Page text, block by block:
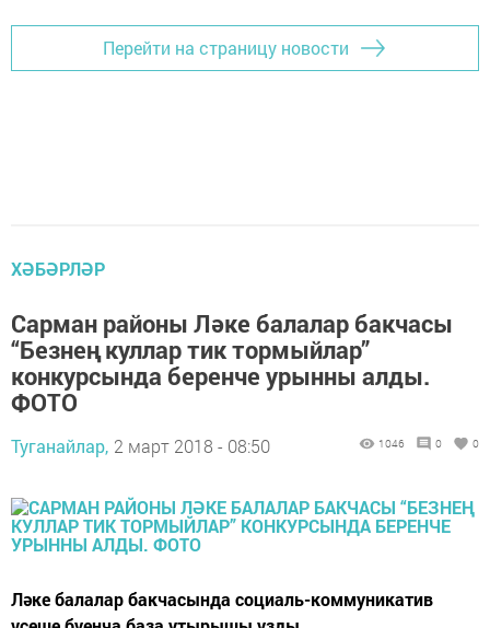
Перейти на страницу новости
ХӘБӘРЛӘР
Сарман районы Ләке балалар бакчасы
“Безнең куллар тик тормыйлар”
конкурсында беренче урынны алды.
ФОТО
Туганайлар, 2 март 2018 - 08:50 1046 0 0
Ләке балалар бакчасында социаль-коммуникатив